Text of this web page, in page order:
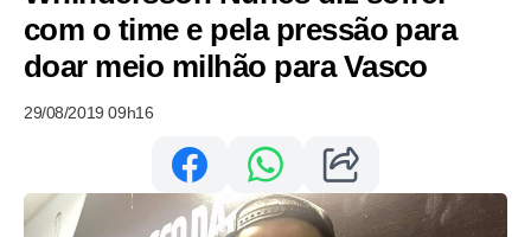
com o time e pela pressão para
doar meio milhão para Vasco
29/08/2019 09h16